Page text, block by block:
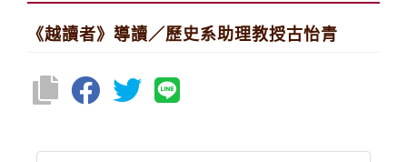
《越讀者》導讀／歷史系助理教授古怡青